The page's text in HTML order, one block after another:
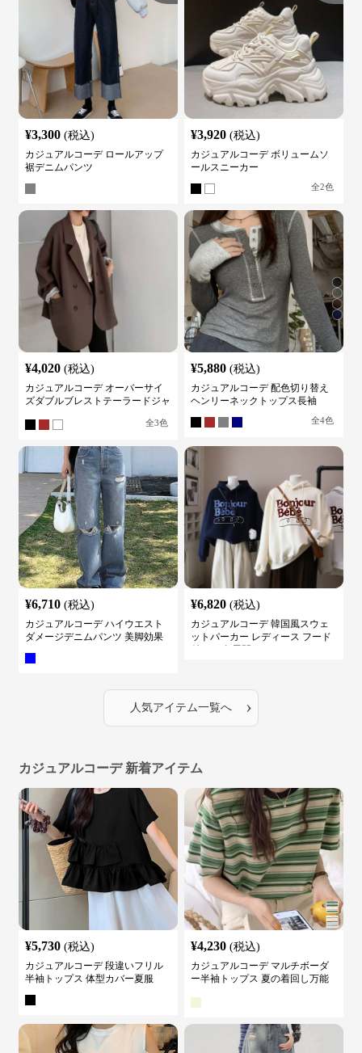
¥3,300 (税込)
カジュアルコーデ ロールアップ
裾デニムパンツ
¥3,920 (税込)
カジュアルコーデ ボリュームソ
ールスニーカー
全2色
¥4,020 (税込)
カジュアルコーデ オーバーサイ
ズダブルブレストテーラードジャ
全3色
¥5,880 (税込)
カジュアルコーデ 配色切り替え
ヘンリーネックトップス長袖
全4色
¥6,710 (税込)
カジュアルコーデ ハイウエスト
ダメージデニムパンツ 美脚効果
¥6,820 (税込)
カジュアルコーデ 韓国風スウェ
ットパーカー レディース フード
人気アイテム一覧へ ›
カジュアルコーデ 新着アイテム
¥5,730 (税込)
カジュアルコーデ 段違いフリル
半袖トップス 体型カバー夏服
¥4,230 (税込)
カジュアルコーデ マルチボーダ
ー半袖トップス 夏の着回し万能